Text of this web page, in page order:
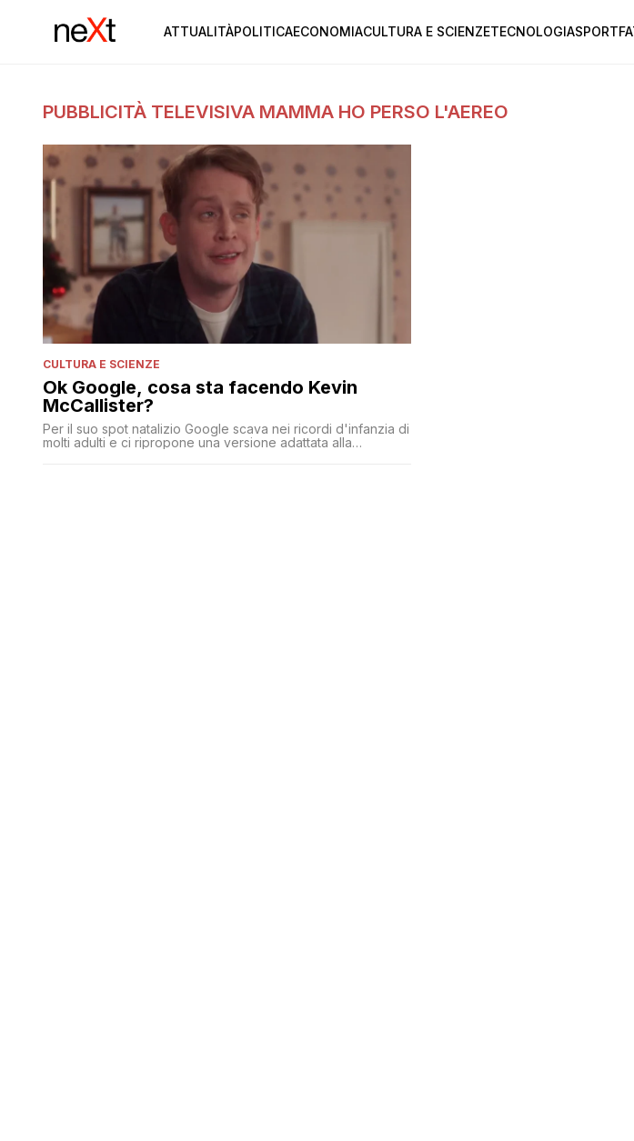
ATTUALITÀPOLITICAECONOMIACULTURA E SCIENZETECNOLOGIASPORT
PUBBLICITÀ TELEVISIVA MAMMA HO PERSO L'AEREO
CULTURA E SCIENZE
Ok Google, cosa sta facendo Kevin
McCallister?
Per il suo spot natalizio Google scava nei ricordi d'infanzia di
molti adulti e ci ripropone una versione adattata alla